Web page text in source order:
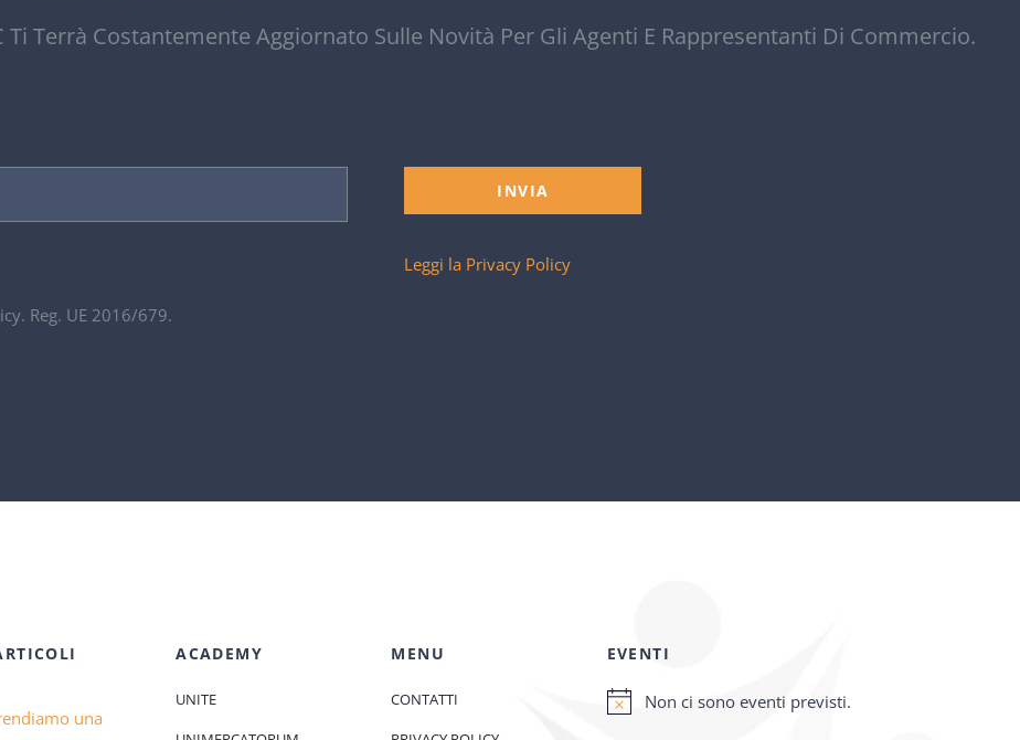
Terrà Costantemente Aggiornato Sulle Novità Per Gli Agenti E Rappresentanti Di Commercio.
Reg. UE 2016/679.
INVIA
Leggi la Privacy Policy
una
ACADEMY
UNITE
MENU
CONTATTI
EVENTI
Notice
Non ci sono eventi previsti.